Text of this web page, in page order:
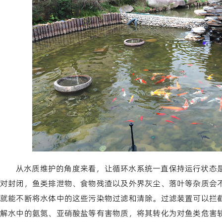
从水质维护的角度来看，让循环水系统一直保持运行状
对封闭，鱼类排泄物、食物残渣以及外界灰尘、落叶等杂质
就能不断将水体中的这些污染物过滤和清除。过滤装置可以
解水中的氨氮、亚硝酸盐等有害物质，将其转化为对鱼类危